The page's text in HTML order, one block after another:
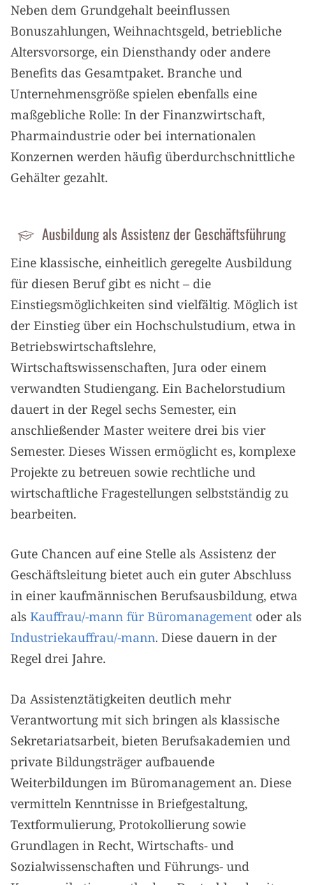
Neben dem Grundgehalt beeinflussen
Bonuszahlungen, Weihnachtsgeld, betriebliche
Altersvorsorge, ein Diensthandy oder andere
Benefits das Gesamtpaket. Branche und
Unternehmensgröße spielen ebenfalls eine
maßgebliche Rolle: In der Finanzwirtschaft,
Pharmaindustrie oder bei internationalen
Konzernen werden häufig überdurchschnittliche
Gehälter gezahlt.
Ausbildung als Assistenz der Geschäftsführung
Eine klassische, einheitlich geregelte Ausbildung
für diesen Beruf gibt es nicht – die
Einstiegsmöglichkeiten sind vielfältig. Möglich ist
der Einstieg über ein Hochschulstudium, etwa in
Betriebswirtschaftslehre,
Wirtschaftswissenschaften, Jura oder einem
verwandten Studiengang. Ein Bachelorstudium
dauert in der Regel sechs Semester, ein
anschließender Master weitere drei bis vier
Semester. Dieses Wissen ermöglicht es, komplexe
Projekte zu betreuen sowie rechtliche und
wirtschaftliche Fragestellungen selbstständig zu
bearbeiten.
Gute Chancen auf eine Stelle als Assistenz der
Geschäftsleitung bietet auch ein guter Abschluss
in einer kaufmännischen Berufsausbildung, etwa
als Kauffrau/-mann für Büromanagement oder als
Industriekauffrau/-mann. Diese dauern in der
Regel drei Jahre.
Da Assistenztätigkeiten deutlich mehr
Verantwortung mit sich bringen als klassische
Sekretariatsarbeit, bieten Berufsakademien und
private Bildungsträger aufbauende
Weiterbildungen im Büromanagement an. Diese
vermitteln Kenntnisse in Briefgestaltung,
Textformulierung, Protokollierung sowie
Grundlagen in Recht, Wirtschafts- und
Sozialwissenschaften und Führungs- und